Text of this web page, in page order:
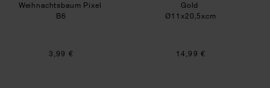
Weihnachtsbaum Pixel
B6
3,99 €
Gold
Ø11x20,5xcm
14,99 €